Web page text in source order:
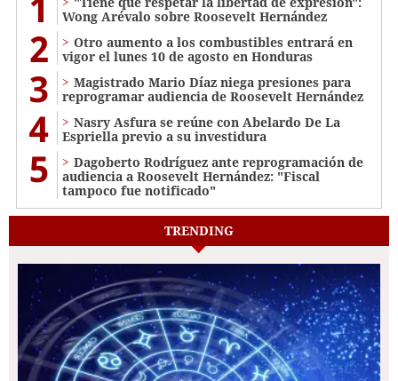
Wong Arévalo sobre Roosevelt Hernández
2
Otro aumento a los combustibles entrará en
vigor el lunes 10 de agosto en Honduras
3
Magistrado Mario Díaz niega presiones para
reprogramar audiencia de Roosevelt Hernández
4
Nasry Asfura se reúne con Abelardo De La
Espriella previo a su investidura
5
Dagoberto Rodríguez ante reprogramación de
audiencia a Roosevelt Hernández: "Fiscal
tampoco fue notificado"
TRENDING